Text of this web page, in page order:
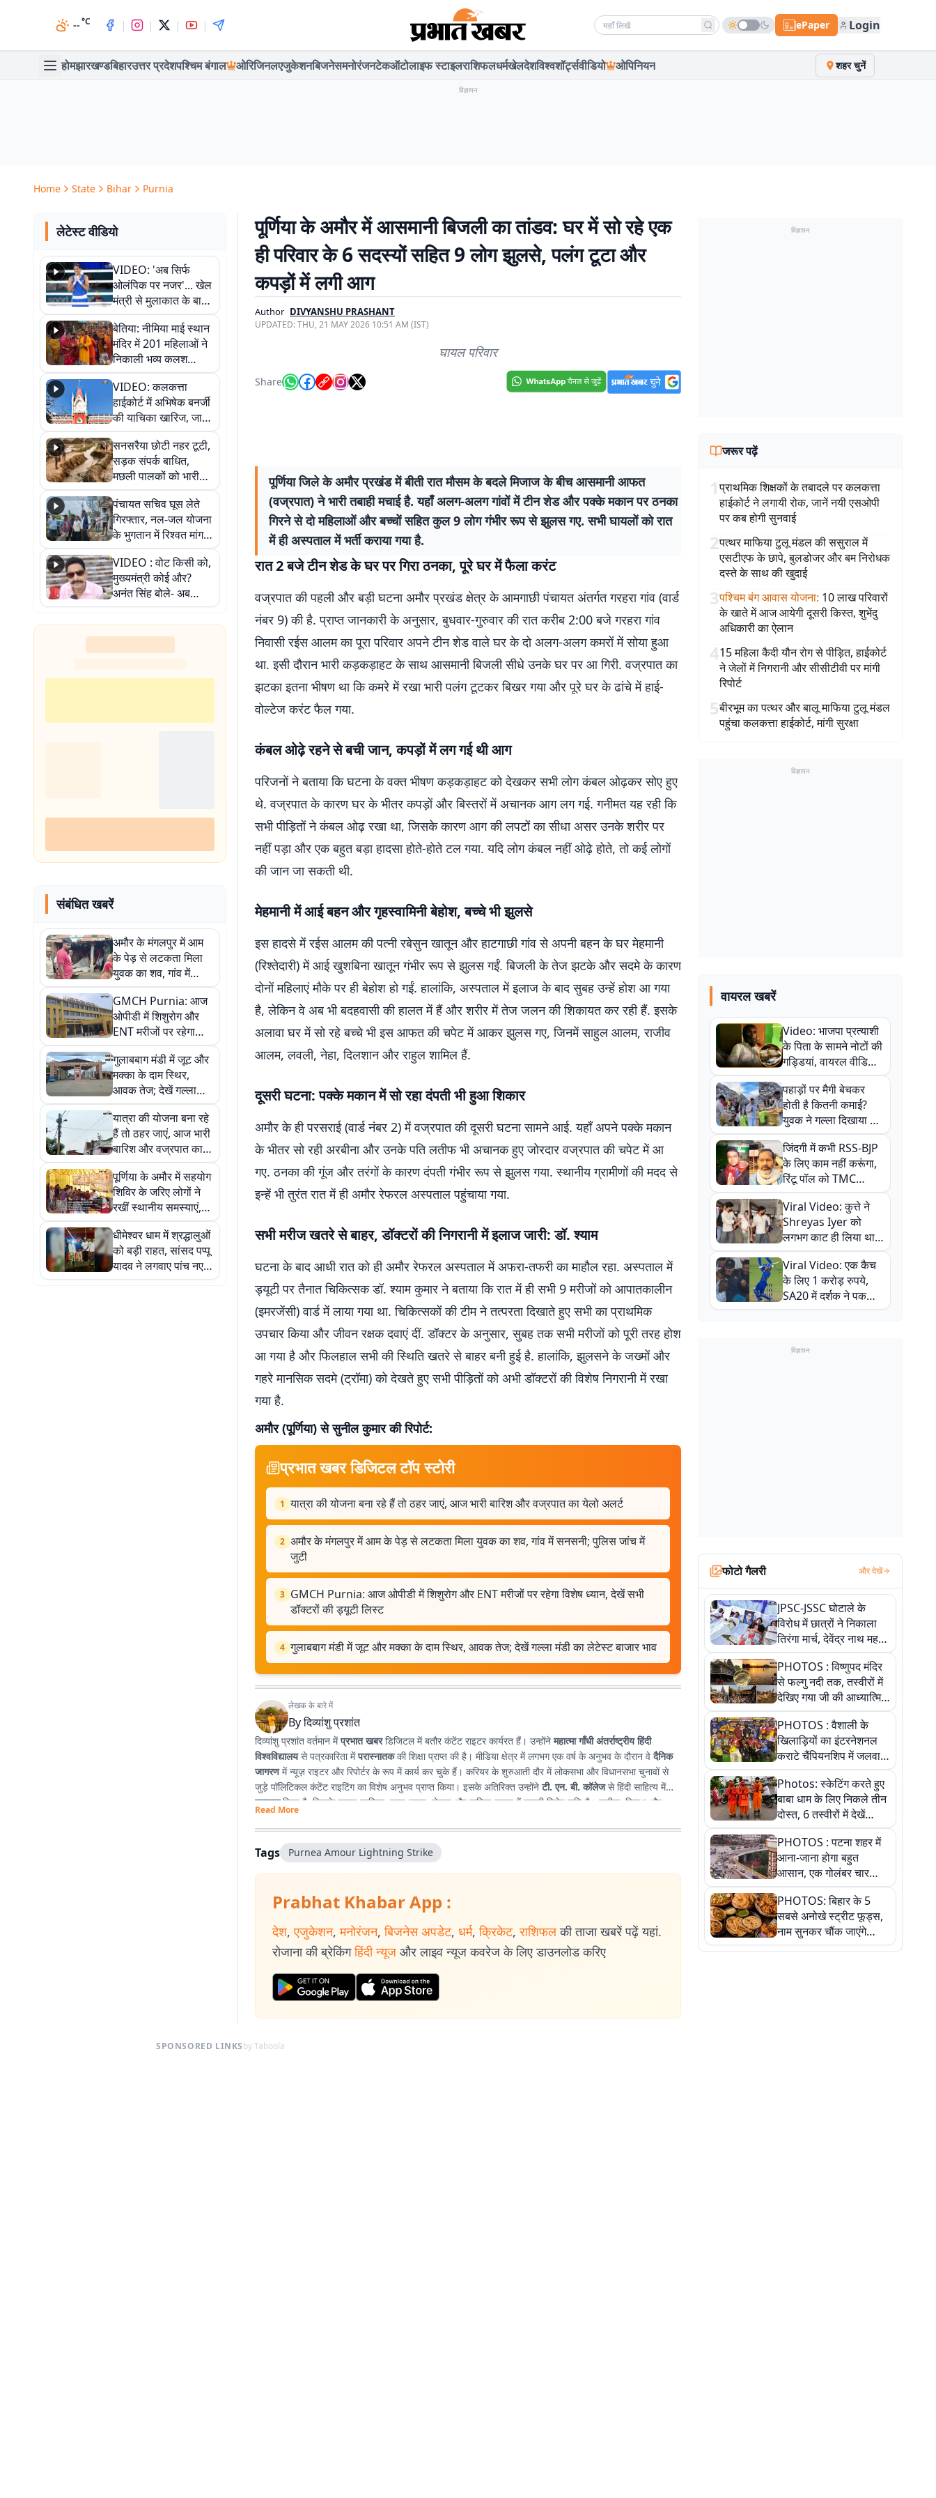
--°C | | | | Search news ePaper Login
होमझारखण्डबिहारउत्तर प्रदेशपश्चिम बंगाल ओरिजिनलएजुकेशनबिजनेसमनोरंजनटेकऑटोलाइफ स्टाइलराशिफलधर्मखेलदेशविश्वशॉर्ट्सवीडियो ओपिनियन शहर चुनें
विज्ञापन
Home State Bihar Purnia
लेटेस्ट वीडियो
VIDEO: 'अब सिर्फ
ओलंपिक पर नजर'... खेल
मंत्री से मुलाकात के बाद
जैसमीन लंबोरिया का बड़ा
बयान
बेतिया: नीमिया माई स्थान
मंदिर में 201 महिलाओं ने
निकाली भव्य कलश
शोभायात्रा, शिवलिंग
प्राण-प्रतिष्ठा महोत्सव
शुरू
VIDEO: कलकत्ता
हाईकोर्ट में अभिषेक बनर्जी
की याचिका खारिज, जानें
क्या है पूरा मामला
सनसरैया छोटी नहर टूटी,
सड़क संपर्क बाधित,
मछली पालकों को भारी
नुकसान
पंचायत सचिव घूस लेते
गिरफ्तार, नल-जल योजना
के भुगतान में रिश्वत मांगना
पड़ा भारी
VIDEO : वोट किसी को,
मुख्यमंत्री कोई और?
अनंत सिंह बोले- अब
जनता हर चुनाव में देगी
जवाब
संबंधित खबरें
अमौर के मंगलपुर में आम
के पेड़ से लटकता मिला
युवक का शव, गांव में
सनसनी; पुलिस जांच में
जुटी
GMCH Purnia: आज
ओपीडी में शिशुरोग और
ENT मरीजों पर रहेगा
विशेष ध्यान, देखें सभी
डॉक्टरों की ड्यूटी लिस्ट
गुलाबबाग मंडी में जूट और
मक्का के दाम स्थिर,
आवक तेज; देखें गल्ला
मंडी का लेटेस्ट बाजार
भाव
यात्रा की योजना बना रहे
हैं तो ठहर जाएं, आज भारी
बारिश और वज्रपात का
येलो अलर्ट
पूर्णिया के अमौर में सहयोग
शिविर के जरिए लोगों ने
रखीं स्थानीय समस्याएं,
नगर पंचायत ने 15 दिनों में
समाधान का दिया भरोसा
धीमेश्वर धाम में श्रद्धालुओं
को बड़ी राहत, सांसद पप्पू
यादव ने लगवाए पांच नए
चापाकल
पूर्णिया के अमौर में आसमानी बिजली का तांडव: घर में सो रहे एक
ही परिवार के 6 सदस्यों सहित 9 लोग झुलसे, पलंग टूटा और
कपड़ों में लगी आग
Author DIVYANSHU PRASHANT
UPDATED:THU, 21 MAY 2026 10:51 AM (IST)
घायल परिवार
Share
पूर्णिया जिले के अमौर प्रखंड में बीती रात मौसम के बदले मिजाज के बीच आसमानी आफत
(वज्रपात) ने भारी तबाही मचाई है. यहाँ अलग-अलग गांवों में टीन शेड और पक्के मकान पर ठनका
गिरने से दो महिलाओं और बच्चों सहित कुल 9 लोग गंभीर रूप से झुलस गए. सभी घायलों को रात
में ही अस्पताल में भर्ती कराया गया है.
रात 2 बजे टीन शेड के घर पर गिरा ठनका, पूरे घर में फैला करंट
वज्रपात की पहली और बड़ी घटना अमौर प्रखंड क्षेत्र के आमगाछी पंचायत अंतर्गत गरहरा गांव (वार्ड
नंबर 9) की है. प्राप्त जानकारी के अनुसार, बुधवार-गुरुवार की रात करीब 2:00 बजे गरहरा गांव
निवासी रईस आलम का पूरा परिवार अपने टीन शेड वाले घर के दो अलग-अलग कमरों में सोया हुआ
था. इसी दौरान भारी कड़कड़ाहट के साथ आसमानी बिजली सीधे उनके घर पर आ गिरी. वज्रपात का
झटका इतना भीषण था कि कमरे में रखा भारी पलंग टूटकर बिखर गया और पूरे घर के ढांचे में हाई-
वोल्टेज करंट फैल गया.
कंबल ओढ़े रहने से बची जान, कपड़ों में लग गई थी आग
परिजनों ने बताया कि घटना के वक्त भीषण कड़कड़ाहट को देखकर सभी लोग कंबल ओढ़कर सोए हुए
थे. वज्रपात के कारण घर के भीतर कपड़ों और बिस्तरों में अचानक आग लग गई. गनीमत यह रही कि
सभी पीड़ितों ने कंबल ओढ़ रखा था, जिसके कारण आग की लपटों का सीधा असर उनके शरीर पर
नहीं पड़ा और एक बहुत बड़ा हादसा होते-होते टल गया. यदि लोग कंबल नहीं ओढ़े होते, तो कई लोगों
की जान जा सकती थी.
मेहमानी में आई बहन और गृहस्वामिनी बेहोश, बच्चे भी झुलसे
इस हादसे में रईस आलम की पत्नी रबेसुन खातून और हाटगाछी गांव से अपनी बहन के घर मेहमानी
(रिश्तेदारी) में आई खुशबिना खातून गंभीर रूप से झुलस गईं. बिजली के तेज झटके और सदमे के कारण
दोनों महिलाएं मौके पर ही बेहोश हो गईं. हालांकि, अस्पताल में इलाज के बाद सुबह उन्हें होश आ गया
है, लेकिन वे अब भी बदहवासी की हालत में हैं और शरीर में तेज जलन की शिकायत कर रही हैं. इसके
अलावा घर में सो रहे बच्चे भी इस आफत की चपेट में आकर झुलस गए, जिनमें साहुल आलम, राजीव
आलम, लवली, नेहा, दिलशान और राहुल शामिल हैं.
दूसरी घटना: पक्के मकान में सो रहा दंपती भी हुआ शिकार
अमौर के ही परसराई (वार्ड नंबर 2) में वज्रपात की दूसरी घटना सामने आई. यहाँ अपने पक्के मकान
के भीतर सो रही अरबीना और उनके पति लतीफ भी अचानक हुए जोरदार वज्रपात की चपेट में आ
गए. ठनका की गूंज और तरंगों के कारण दंपती गंभीर रूप से झुलस गया. स्थानीय ग्रामीणों की मदद से
इन्हें भी तुरंत रात में ही अमौर रेफरल अस्पताल पहुंचाया गया.
सभी मरीज खतरे से बाहर, डॉक्टरों की निगरानी में इलाज जारी: डॉ. श्याम
घटना के बाद आधी रात को ही अमौर रेफरल अस्पताल में अफरा-तफरी का माहौल रहा. अस्पताल में
ड्यूटी पर तैनात चिकित्सक डॉ. श्याम कुमार ने बताया कि रात में ही सभी 9 मरीजों को आपातकालीन
(इमरजेंसी) वार्ड में लाया गया था. चिकित्सकों की टीम ने तत्परता दिखाते हुए सभी का प्राथमिक
उपचार किया और जीवन रक्षक दवाएं दीं. डॉक्टर के अनुसार, सुबह तक सभी मरीजों को पूरी तरह होश
आ गया है और फिलहाल सभी की स्थिति खतरे से बाहर बनी हुई है. हालांकि, झुलसने के जख्मों और
गहरे मानसिक सदमे (ट्रॉमा) को देखते हुए सभी पीड़ितों को अभी डॉक्टरों की विशेष निगरानी में रखा
गया है.
अमौर (पूर्णिया) से सुनील कुमार की रिपोर्ट:
प्रभात खबर डिजिटल टॉप स्टोरी
1 यात्रा की योजना बना रहे हैं तो ठहर जाएं, आज भारी बारिश और वज्रपात का येलो अलर्ट
2 अमौर के मंगलपुर में आम के पेड़ से लटकता मिला युवक का शव, गांव में सनसनी; पुलिस जांच में
जुटी
3 GMCH Purnia: आज ओपीडी में शिशुरोग और ENT मरीजों पर रहेगा विशेष ध्यान, देखें सभी
डॉक्टरों की ड्यूटी लिस्ट
4 गुलाबबाग मंडी में जूट और मक्का के दाम स्थिर, आवक तेज; देखें गल्ला मंडी का लेटेस्ट बाजार भाव
लेखक के बारे में
Byदिव्यांशु प्रशांत
दिव्यांशु प्रशांत वर्तमान मेंप्रभात खबरडिजिटल में बतौर कंटेंट राइटर कार्यरत हैं। उन्होंनेमहात्मा गाँधी अंतर्राष्ट्रीय हिंदी
विश्वविद्यालयसे पत्रकारिता मेंपरास्नातककी शिक्षा प्राप्त की है। मीडिया क्षेत्र में लगभग एक वर्ष के अनुभव के दौरान वेदैनिक
जागरणमें न्यूज़ राइटर और रिपोर्टर के रूप में कार्य कर चुके हैं। करियर के शुरुआती दौर में लोकसभा और विधानसभा चुनावों से
जुड़े पॉलिटिकल कंटेंट राइटिंग का विशेष अनुभव प्राप्त किया। इसके अतिरिक्त उन्होंनेटी. एन. बी. कॉलेजसे हिंदी साहित्य में
स्नातककिया है, जिसके कारण साहित्य, पठन-पाठन, लेखन और कविता-सृजन में उनकी विशेष रुचि है। सटीक, निष्पक्ष और
प्रभावशाली लेखन के माध्यम से पाठकों तक विश्वसनीय जानकारी पहुँचाना उनकी पेशेवर पहचान है।
Read More
Tags Purnea Amour Lightning Strike
Prabhat Khabar App :
देश, एजुकेशन, मनोरंजन, बिजनेस अपडेट, धर्म, क्रिकेट, राशिफल की ताजा खबरें पढ़ें यहां.
रोजाना की ब्रेकिंग हिंदी न्यूज और लाइव न्यूज कवरेज के लिए डाउनलोड करिए
विज्ञापन
जरूर पढ़ें
1प्राथमिक शिक्षकों के तबादले पर कलकत्ता
हाईकोर्ट ने लगायी रोक, जानें नयी एसओपी
पर कब होगी सुनवाई
2पत्थर माफिया टुलू मंडल की ससुराल में
एसटीएफ के छापे, बुलडोजर और बम निरोधक
दस्ते के साथ की खुदाई
3पश्चिम बंग आवास योजना: 10 लाख परिवारों
के खाते में आज आयेगी दूसरी किस्त, शुभेंदु
अधिकारी का ऐलान
415 महिला कैदी यौन रोग से पीड़ित, हाईकोर्ट
ने जेलों में निगरानी और सीसीटीवी पर मांगी
रिपोर्ट
5बीरभूम का पत्थर और बालू माफिया टुलू मंडल
पहुंचा कलकत्ता हाईकोर्ट, मांगी सुरक्षा
विज्ञापन
वायरल खबरें
Video: भाजपा प्रत्याशी
के पिता के सामने नोटों की
गड्डियां, वायरल वीडियो
से राजनीति में उबाल,
अजित महतो बोले- TMC
की गंदी चाल
पहाड़ों पर मैगी बेचकर
होती है कितनी कमाई?
युवक ने गल्ला दिखाया तो
नौकरी वालों के खड़े हो गए
कान
जिंदगी में कभी RSS-BJP
के लिए काम नहीं करूंगा,
रिंटू पॉल को TMC
ऑफिस में ले जाकर पीटा,
Video वायरल
Viral Video: कुत्ते ने
Shreyas Iyer को
लगभग काट ही लिया था,
न्यूजीलैंड सीरीज से पहले
बाल-बाल बचे
Viral Video: एक कैच
के लिए 1 करोड़ रुपये,
SA20 में दर्शक ने पकड़ा
एक हाथ से गजब का कैच
विज्ञापन
फोटो गैलरी और देखें
JPSC-JSSC घोटाले के
विरोध में छात्रों ने निकाला
तिरंगा मार्च, देवेंद्र नाथ महतो
ने किया जल ग्रहण, देखें
तस्वीरें
PHOTOS : विष्णुपद मंदिर
से फल्गु नदी तक, तस्वीरों में
देखिए गया जी की आध्यात्मिक
पहचान
PHOTOS : वैशाली के
खिलाड़ियों का इंटरनेशनल
कराटे चैंपियनशिप में जलवा,
जीते 9 पदक, पांच तस्वीर से
देखिए पूरा खेल
Photos: स्केटिंग करते हुए
बाबा धाम के लिए निकले तीन
दोस्त, 6 तस्वीरों में देखें
आस्था और जुनून की कहानी
PHOTOS : पटना शहर में
आना-जाना होगा बहुत
आसान, एक गोलंबर चार
फ्लाईओवर को जोड़ेगा
PHOTOS: बिहार के 5
सबसे अनोखे स्ट्रीट फूड्स,
नाम सुनकर चौंक जाएंगे
लेकिन स्वाद ऐसा कि बार-बार
SPONSORED LINKSby Taboola